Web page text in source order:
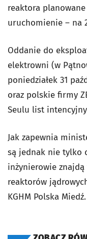
reaktora
uruchomienie – na
Oddanie do
elektrowni (w
poniedziałek 31
oraz polskie firmy
Seulu list
Jak zapewnia
są jednak nie tylko
inżynierowie znajdą
reaktorów
KGHM Polska Miedź.